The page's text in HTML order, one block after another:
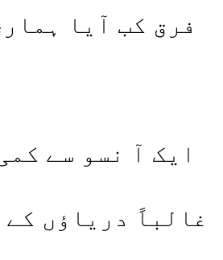
فرق کب آیا
ایک آ نسو سے
غالباً دریاؤں